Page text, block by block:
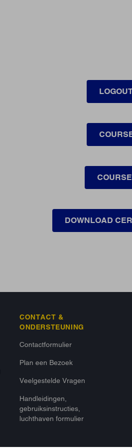
DOWNLOAD
CONTACT &
ONDERSTEUNING
Contactformulier
Plan een Bezoek
Veelgestelde Vragen
Handleidingen,
gebruiksinstructies,
luchthaven formulier